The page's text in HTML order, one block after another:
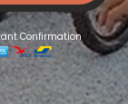
Confirmation